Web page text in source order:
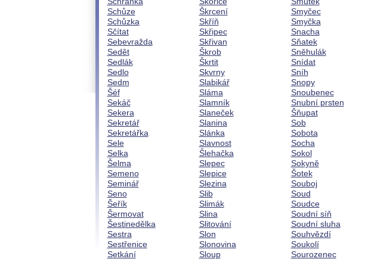
Schůze
Schůzka
Sčítat
Sebevražda
Sedět
Sedlák
Sedlo
Sedm
Šéf
Sekáč
Sekera
Sekretář
Sekretářka
Sele
Selka
Šelma
Semeno
Seminář
Seno
Šeřík
Šermovat
Šestinedělka
Sestra
Sestřenice
Setkání
Škrcení
Skříň
Skřipec
Skřivan
Škrob
Škrtit
Skvrny
Slabikář
Sláma
Slamník
Slaneček
Slanina
Slánka
Slavnost
Šlehačka
Slepec
Slepice
Slezina
Slib
Slimák
Slina
Slitování
Slon
Slonovina
Sloup
Smyčec
Smyčka
Snacha
Sňatek
Sněhulák
Snídat
Sníh
Snopy
Snoubenec
Snubní prsten
Šňupat
Sob
Sobota
Socha
Sokol
Sokyně
Šotek
Souboj
Soud
Soudce
Soudní síň
Soudní sluha
Souhvězdí
Soukolí
Sourozenec